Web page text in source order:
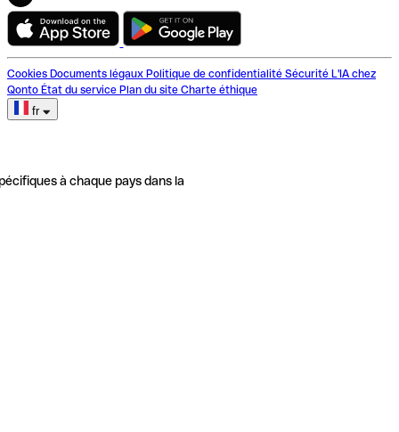
Cookies Documents légaux Politique de confidentialité Sécurité L'IA chez
Qonto État du service Plan du site Charte éthique
fr
à chaque pays dans la